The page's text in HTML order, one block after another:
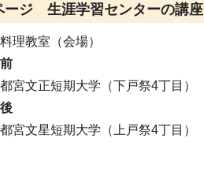
ージ 生涯学習センターの講座
理教室（会場）
宮文正短期大学（下戸祭4丁目）
宮文星短期大学（上戸祭4丁目）